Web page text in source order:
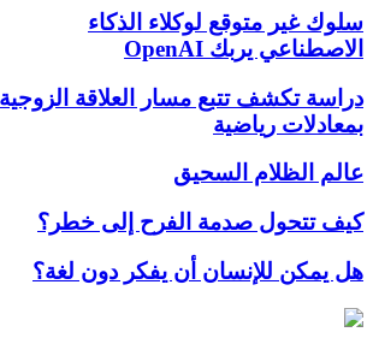
سلوك غير متوقع لوكلاء الذكاء
الاصطناعي يربك OpenAI
دراسة تكشف تتبع مسار العلاقة الزوجية
بمعادلات رياضية
عالم الظلام السحيق
كيف تتحول صدمة الفرح إلى خطر؟
هل يمكن للإنسان أن يفكر دون لغة؟